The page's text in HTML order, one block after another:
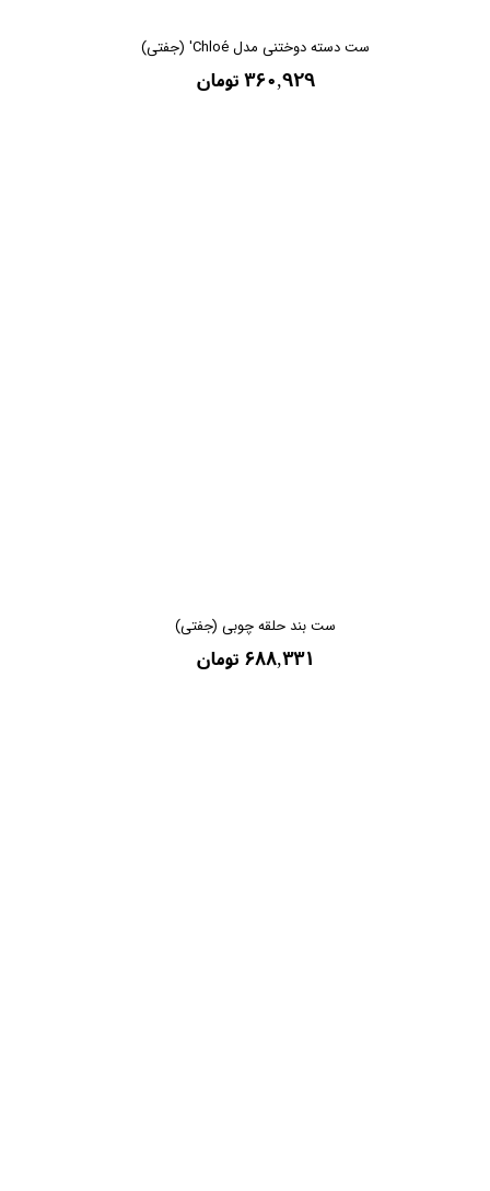
ست دسته دوختنی مدل Chloé' (جفتی)
۳۶۰,۹۲۹ تومان
ست بند حلقه چوبی (جفتی)
۶۸۸,۳۳۱ تومان